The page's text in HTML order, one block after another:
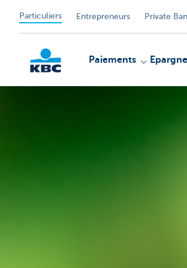
Particuliers Entrepreneurs Private
Paiements Epargne